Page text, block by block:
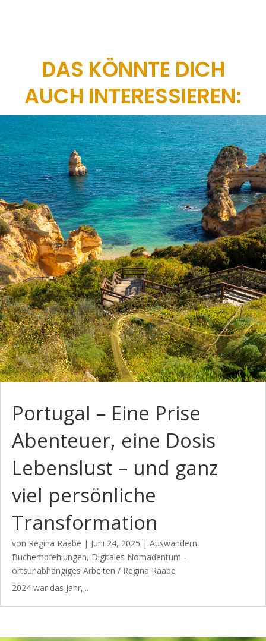
DAS KÖNNTE DICH
AUCH INTERESSIEREN:
Portugal – Eine Prise
Abenteuer, eine Dosis
Lebenslust – und ganz
viel persönliche
Transformation
von Regina Raabe | Juni 24, 2025 | Auswandern,
Buchempfehlungen, Digitales Nomadentum -
ortsunabhängiges Arbeiten / Regina Raabe
2024 war das Jahr,...